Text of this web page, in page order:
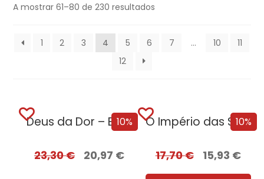
A mostrar 61–80 de 230 resultados
1 2 3 4 5 6 7 … 10
11
12
10%
Deus da Dor – Edição com EDGES
23,30€ 20,97 €
10%
O Império das Sombras
17,70€ 15,93 €